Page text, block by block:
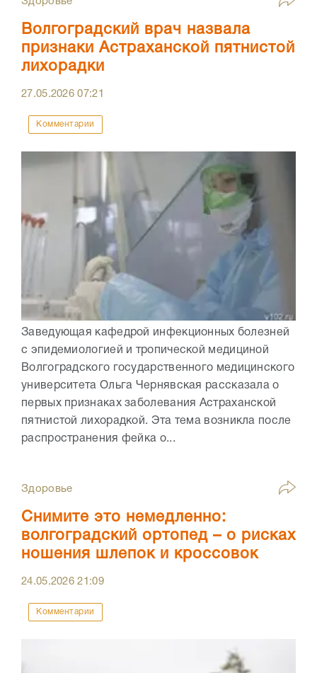
Волгоградский врач назвала
признаки Астраханской пятнистой
лихорадки
27.05.202607:21
Комментарии
Заведующая кафедрой инфекционных болезней
с эпидемиологией и тропической медициной
Волгоградского государственного медицинского
университета Ольга Чернявская рассказала о
первых признаках заболевания Астраханской
пятнистой лихорадкой. Эта тема возникла после
распространения фейка о...
Здоровье
Снимите это немедленно:
волгоградский ортопед – о рисках
ношения шлепок и кроссовок
24.05.202621:09
Комментарии